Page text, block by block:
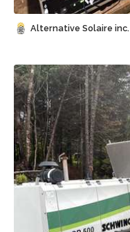
Alternative Solaire inc.